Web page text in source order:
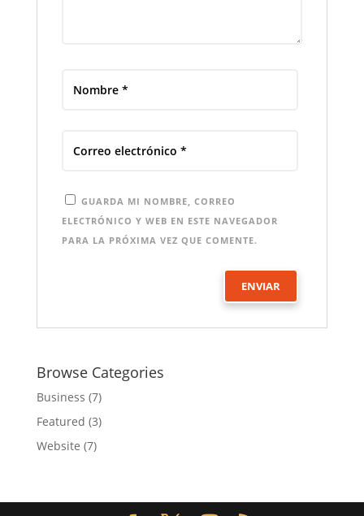
GUARDA MI NOMBRE, CORREO
ELECTRÓNICO Y WEB EN ESTE NAVEGADOR
PARA LA PRÓXIMA VEZ QUE COMENTE.
Browse Categories
Business (7)
Featured (3)
Website (7)